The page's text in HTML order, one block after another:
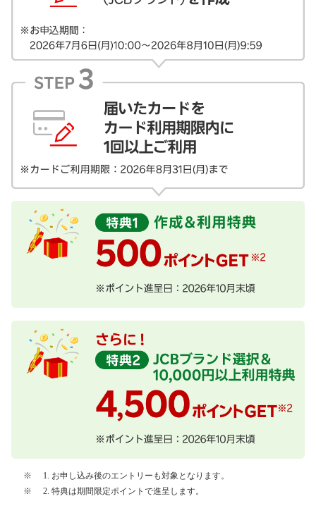
1. お申し込み後のエントリーも対象となります。
2. 特典は期間限定ポイントで進呈します。